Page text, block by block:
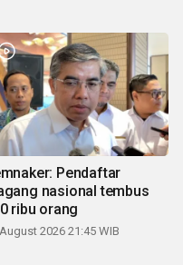
Pendaftar
nasional tembus
ribu orang
2026 21:45 WIB